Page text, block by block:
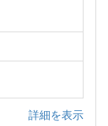
詳細を表示